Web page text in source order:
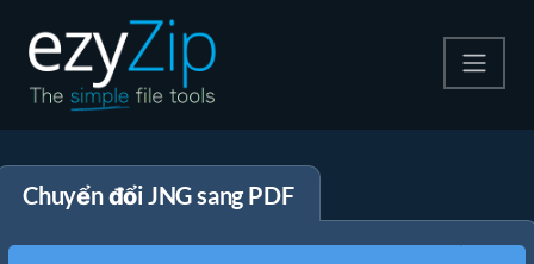
Giải nén
Chuyển đổi JNG sang PDF